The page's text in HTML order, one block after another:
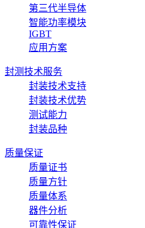
第三代半导体
智能功率模块
IGBT
应用方案
封测技术服务
封装技术支持
封装技术优势
测试能力
封装品种
质量保证
质量证书
质量方针
质量体系
器件分析
可靠性保证